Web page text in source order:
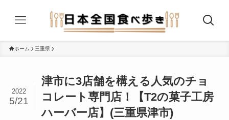
ホーム 三重県
津市に3店舗を構える人気のチョ
コレート専門店！【T2の菓子工房
ハーバー店】(三重県津市)
2022
5/21